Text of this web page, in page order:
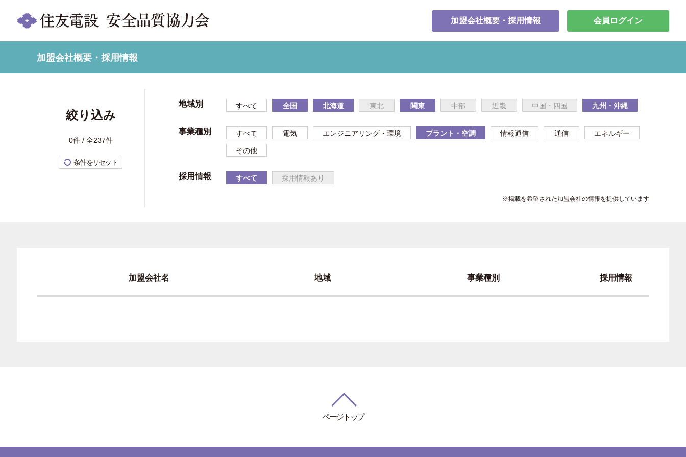
加盟会社概要・採用情報 会員ログイン
加盟会社概要・採用情報
絞り込み
0件 / 全237件
条件をリセット
地域別 すべて 全国 北海道 東北 関東 中部 近畿 中国・四国 九州・沖縄
事業種別 すべて 電気 エンジニアリング・環境 プラント・空調 情報通信 通信 エネルギー
その他
採用情報 すべて 採用情報あり
※掲載を希望された加盟会社の情報を提供しています
加盟会社名 地域 事業種別 採用情報
ページトップ